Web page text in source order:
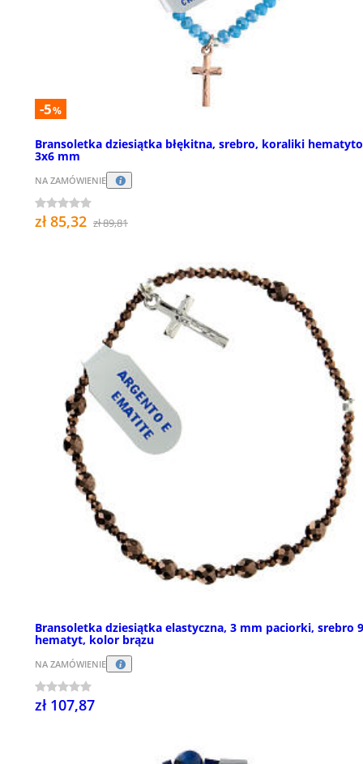
-5%
Bransoletka dziesiątka błękitna, srebro, koraliki
3x6 mm
NA ZAMÓWIENIE
zł 85,32 zł 89,81
Bransoletka dziesiątka elastyczna, 3 mm paciorki, srebro
hematyt, kolor brązu
NA ZAMÓWIENIE
zł 107,87